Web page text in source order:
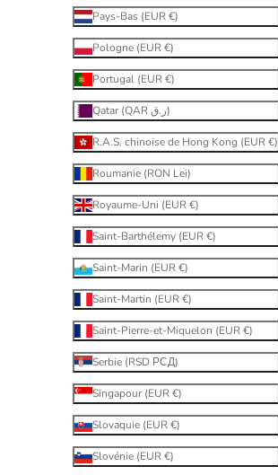
Pays-Bas (EUR €)
Pologne (EUR €)
Portugal (EUR €)
Qatar (QAR ر.ق)
R.A.S. chinoise de Hong Kong (EUR €)
Roumanie (RON Lei)
Royaume-Uni (EUR €)
Saint-Barthélemy (EUR €)
Saint-Marin (EUR €)
Saint-Martin (EUR €)
Saint-Pierre-et-Miquelon (EUR €)
Serbie (RSD РСД)
Singapour (EUR €)
Slovaquie (EUR €)
Slovénie (EUR €)